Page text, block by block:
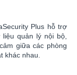
Plus hỗ trợ
quản lý nội bộ,
giữa các phòng
khác nhau.